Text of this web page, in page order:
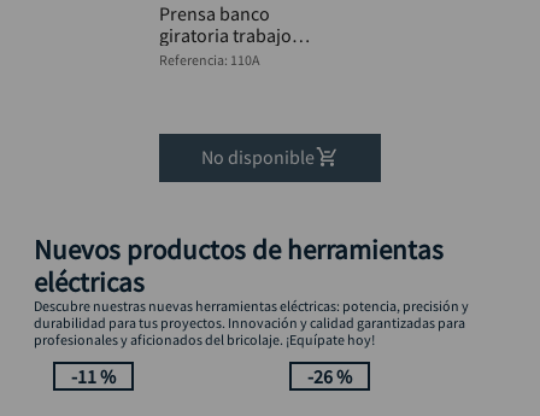
Prensa banco
giratoria trabajo
pesado 3" DISCOVER
Referencia: 110A
No disponible
Nuevos productos de herramientas
eléctricas
Descubre nuestras nuevas herramientas eléctricas: potencia, precisión y
durabilidad para tus proyectos. Innovación y calidad garantizadas para
profesionales y aficionados del bricolaje. ¡Equípate hoy!
-11 % -26 %